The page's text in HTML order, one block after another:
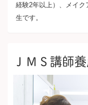
経験2年以上）、メイ
生です。
ＪＭＳ講師